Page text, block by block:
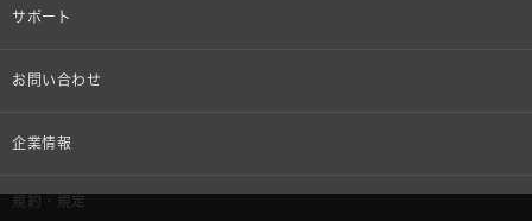
設備音響機器
サポート
個人向け製品サポート
お問い合わせ
その他、メディア 取材関連等のお問い合わせ
企業情報
株式会社オーディオテクニカ
規約・規定